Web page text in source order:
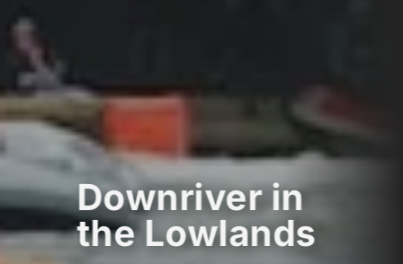
Downriver in
the Lowlands